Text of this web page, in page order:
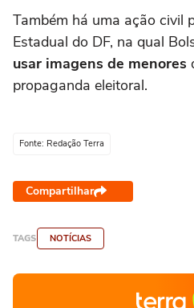
Também há uma ação civil
Estadual do DF, na qual
usar imagens de menores
propaganda eleitoral.
Fonte: Redação Terra
Compartilhar
TAGS NOTÍCIAS